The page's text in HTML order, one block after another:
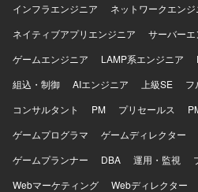
インフラエンジニア
ネットワークエンジ
ネイティブアプリエンジニア
サーバー
ゲームエンジニア
LAMP系エンジニア
組込・制御
AIエンジニア 上級SE
フ
コンサルタント
PM プリセールス
ゲームプログラマ
ゲームディレクター
ゲームプランナー
DBA 運用・監視
Webマーケティング
Webディレクター